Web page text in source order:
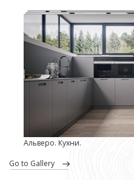
Альверо. Кухни.
go to Gallery